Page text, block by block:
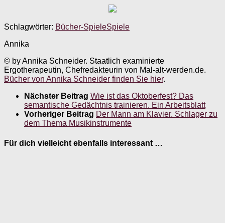
Schlagwörter: Bücher-SpieleSpiele
Annika
© by Annika Schneider. Staatlich examinierte
Ergotherapeutin, Chefredakteurin von Mal-alt-werden.de.
Bücher von Annika Schneider finden Sie hier.
Nächster Beitrag Wie ist das Oktoberfest? Das
semantische Gedächtnis trainieren. Ein Arbeitsblatt
Vorheriger Beitrag Der Mann am Klavier. Schlager zu
dem Thema Musikinstrumente
Für dich vielleicht ebenfalls interessant …